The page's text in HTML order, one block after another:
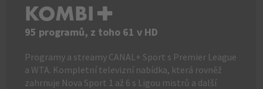
KOMBI+
95 programů, z toho 61 v HD
Programy a streamy CANAL+ Sport s Premier League
a WTA. Kompletní televizní nabídka, která rovněž
zahrnuje Nova Sport 1 až 6 s Ligou mistrů a další